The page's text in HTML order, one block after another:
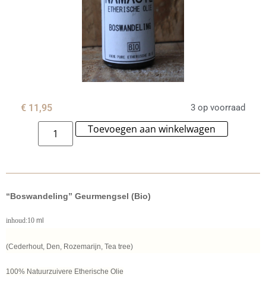
€ 11,95 3 op voorraad
Toevoegen aan winkelwagen
“Boswandeling” Geurmengsel (Bio)
inhoud:10 ml
(Cederhout, Den, Rozemarijn, Tea tree)
100% Natuurzuivere Etherische Olie